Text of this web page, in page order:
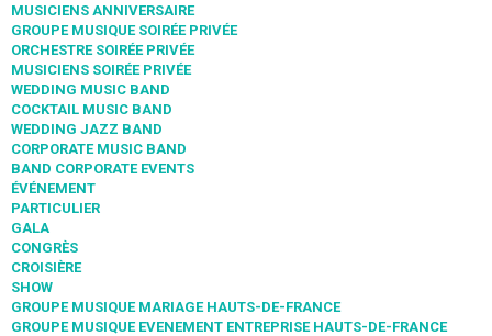
MUSICIENS ANNIVERSAIRE
GROUPE MUSIQUE SOIRÉE PRIVÉE
ORCHESTRE SOIRÉE PRIVÉE
MUSICIENS SOIRÉE PRIVÉE
WEDDING MUSIC BAND
COCKTAIL MUSIC BAND
WEDDING JAZZ BAND
CORPORATE MUSIC BAND
BAND CORPORATE EVENTS
ÉVÉNEMENT
PARTICULIER
GALA
CONGRÈS
CROISIÈRE
SHOW
GROUPE MUSIQUE MARIAGE HAUTS-DE-FRANCE
GROUPE MUSIQUE EVENEMENT ENTREPRISE HAUTS-DE-FRANCE